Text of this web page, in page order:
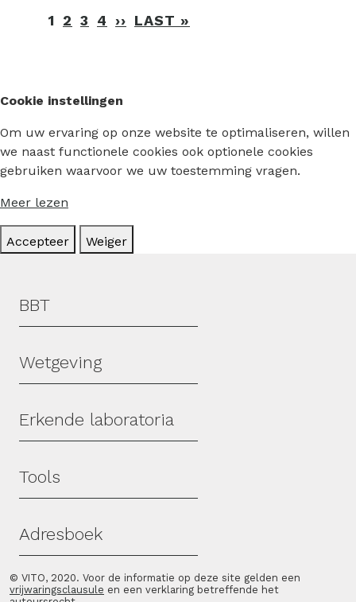
Paginering
1 2 3 4 ›› VOLGENDE
LAST »
Cookie instellingen
Om uw ervaring op onze website te optimaliseren, willen
we naast functionele cookies ook optionele cookies
gebruiken waarvoor we uw toestemming vragen.
Meer lezen
Accepteer Weiger
Hoofdmenu
BBT
Wetgeving
Erkende laboratoria
Tools
Adresboek
© VITO, 2020. Voor de informatie op deze site gelden een
vrijwaringsclausule en een verklaring betreffende het